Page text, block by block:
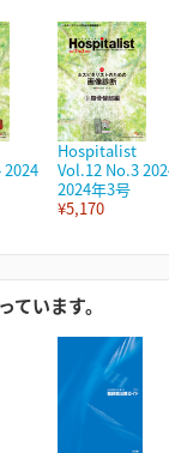
Hospitalist
Vol.12 No.3
2024年3号
¥5,170
います。